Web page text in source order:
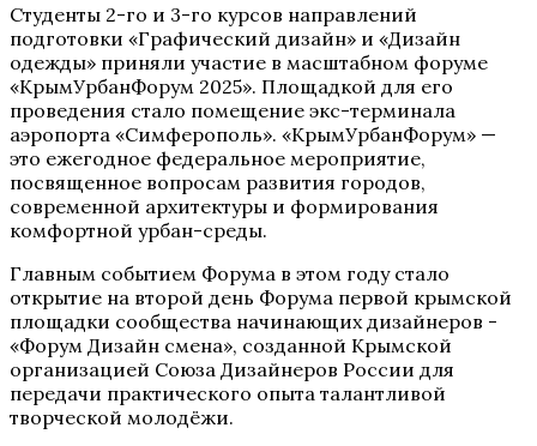
Студенты 2-го и 3-го курсов направлений
подготовки «Графический дизайн» и «Дизайн
одежды» приняли участие в масштабном форуме
«КрымУрбанФорум 2025». Площадкой для его
проведения стало помещение экс-терминала
аэропорта «Симферополь». «КрымУрбанФорум» —
это ежегодное федеральное мероприятие,
посвященное вопросам развития городов,
современной архитектуры и формирования
комфортной урбан-среды.
Главным событием Форума в этом году стало
открытие на второй день Форума первой крымской
площадки сообщества начинающих дизайнеров -
«Форум Дизайн смена», созданной Крымской
организацией Союза Дизайнеров России для
передачи практического опыта талантливой
творческой молодёжи.